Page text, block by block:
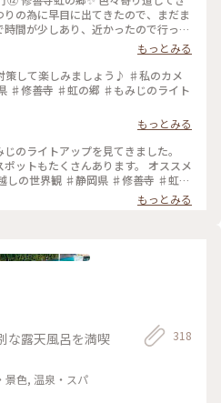
の為に早目に出てきたので、まだま
間が少しあり、近かったので行って
デン、日本庭園、伊豆の村、匠の村
ます
色々楽しめるようです。 シャクナゲ
もっとみる
もっとみる
のライトアップを見てきました。
もたくさんあります。 オススメ
プ ♯小さな秋
もっとみる
な露天風呂を満喫
景色, 温泉・スパ
318